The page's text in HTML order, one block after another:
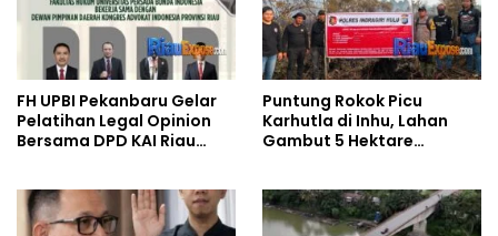
FH UPBI Pekanbaru Gelar
Pelatihan Legal Opinion
Bersama DPD KAI Riau
Puntung Rokok Picu
Karhutla di Inhu, Lahan
Gambut 5 Hektare